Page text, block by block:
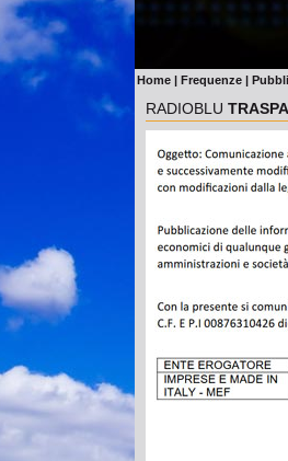
Home | Frequenze |
RADIOBLU